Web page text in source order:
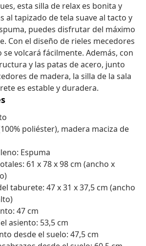
esta silla de relax es bonita y
al tapizado de tela suave al tacto y
puedes disfrutar del máximo
Con el diseño de rieles mecedores
se volcará fácilmente. Además, con
y las patas de acero, junto
de madera, la silla de la sala
es estable y duradera.
poliéster), madera maciza de
Espuma
61 x 78 x 98 cm (ancho x
taburete: 47 x 31 x 37,5 cm (ancho
47 cm
asiento: 53,5 cm
desde el suelo: 47,5 cm